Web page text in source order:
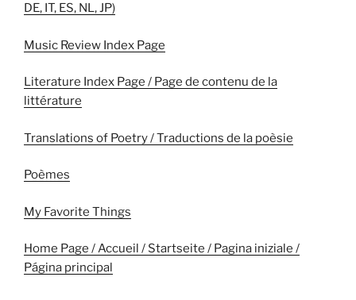
DE, IT, ES, NL, JP)
Music Review Index Page
Literature Index Page / Page de contenu de la
littérature
Translations of Poetry / Traductions de la poèsie
Poèmes
My Favorite Things
Home Page / Accueil / Startseite / Pagina iniziale /
Página principal